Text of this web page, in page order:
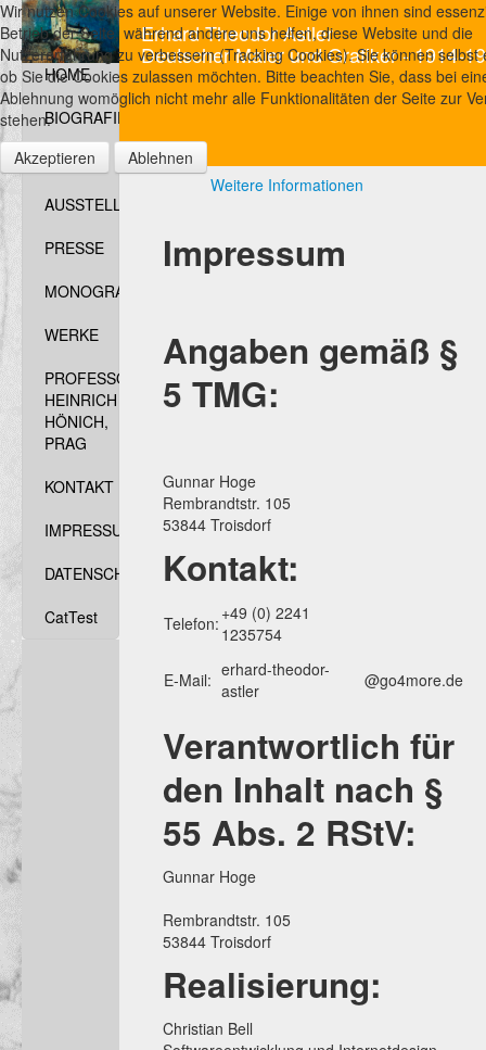
HOME
BIOGRAFIE
FOTOS
AUSSTELLUNGEN
PRESSE
MONOGRAFIEN
WERKE
PROFESSOR
HEINRICH
HÖNICH,
PRAG
KONTAKT
IMPRESSUM
DATENSCHUTZ
CatTest
Erhard Theodor Astler
Deutscher Maler und Grafiker - 1914-
Impressum
Angaben gemäß §
5 TMG:
Gunnar Hoge
Rembrandtstr. 105
53844 Troisdorf
Kontakt:
Telefon: +49 (0) 2241
1235754
E-Mail: erhard-theodor-
astler
@go4more.de
Verantwortlich für
den Inhalt nach §
55 Abs. 2 RStV:
Gunnar Hoge
Rembrandtstr. 105
53844 Troisdorf
Realisierung:
Christian Bell
Wir nutzen Cookies auf unserer Website. Einige von ihnen sind
Betrieb der Seite, während andere uns helfen, diese Website und die
Nutzererfahrung zu verbessern (Tracking Cookies). Sie können selbst
ob Sie die Cookies zulassen möchten. Bitte beachten Sie, dass bei
Ablehnung womöglich nicht mehr alle Funktionalitäten der Seite zur
stehen.
Akzeptieren
Ablehnen
Weitere Informationen